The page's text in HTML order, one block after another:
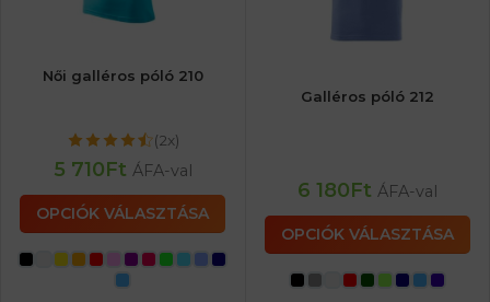
Női galléros póló 210
(2x)
5 710Ft ÁFA-val
OPCIÓK VÁLASZTÁSA
Galléros póló 212
6 180Ft ÁFA-val
OPCIÓK VÁLASZTÁSA